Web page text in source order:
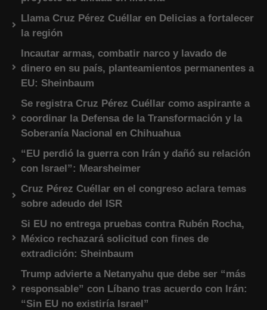
Llama Cruz Pérez Cuéllar en Delicias a fortalecer
la región
Incautar armas, combatir narco y lavado de
dinero en su país, planteamientos permanentes a
EU: Sheinbaum
Se registra Cruz Pérez Cuéllar como aspirante a
coordinar la Defensa de la Transformación y la
Soberanía Nacional en Chihuahua
“EU perdió la guerra con Irán y dañó su relación
con Israel”: Mearsheimer
Cruz Pérez Cuéllar en el congreso aclara temas
sobre adeudo del ISR
Si EU no entrega pruebas contra Rubén Rocha,
México rechazará solicitud con fines de
extradición: Sheinbaum
Trump advierte a Netanyahu que debe ser “más
responsable” con Líbano tras acuerdo con Irán:
“Sin EU no existiría Israel”